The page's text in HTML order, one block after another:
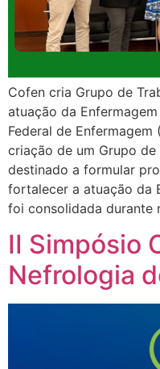
Cofen cria Grupo de
atuação da
Federal de Enfermagem
criação de um Grupo
destinado a formular
fortalecer a atuação da
foi consolidada durante
II Simpósio
Nefrologia